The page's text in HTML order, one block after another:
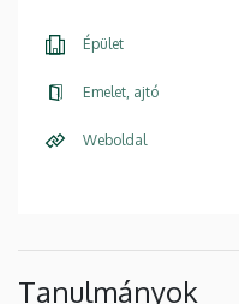
Épület
Emelet, ajtó
Weboldal
Tanulmányok